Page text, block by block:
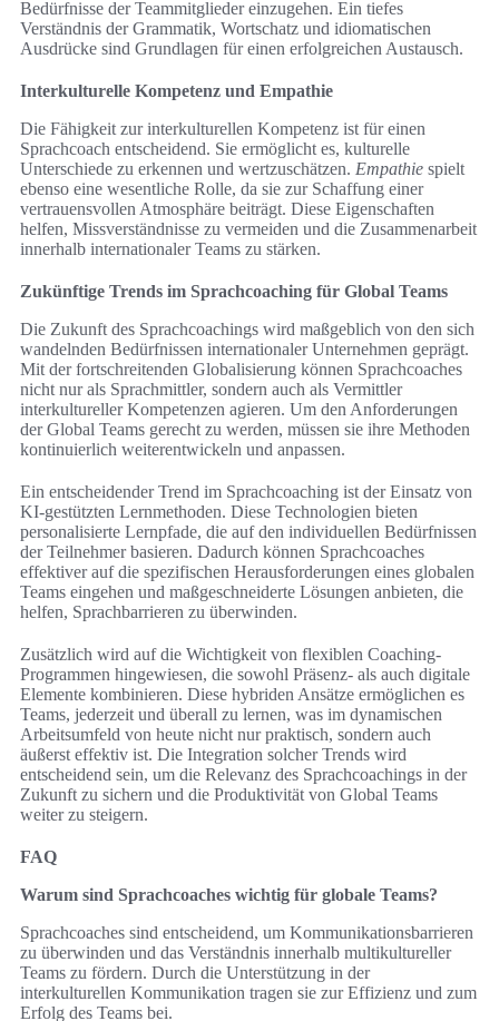
Bedürfnisse der Teammitglieder einzugehen. Ein tiefes
Verständnis der Grammatik, Wortschatz und idiomatischen
Ausdrücke sind Grundlagen für einen erfolgreichen Austausch.
Interkulturelle Kompetenz und Empathie
Die Fähigkeit zur interkulturellen Kompetenz ist für einen
Sprachcoach entscheidend. Sie ermöglicht es, kulturelle
Unterschiede zu erkennen und wertzuschätzen. Empathie spielt
ebenso eine wesentliche Rolle, da sie zur Schaffung einer
vertrauensvollen Atmosphäre beiträgt. Diese Eigenschaften
helfen, Missverständnisse zu vermeiden und die Zusammenarbeit
innerhalb internationaler Teams zu stärken.
Zukünftige Trends im Sprachcoaching für Global Teams
Die Zukunft des Sprachcoachings wird maßgeblich von den sich
wandelnden Bedürfnissen internationaler Unternehmen geprägt.
Mit der fortschreitenden Globalisierung können Sprachcoaches
nicht nur als Sprachmittler, sondern auch als Vermittler
interkultureller Kompetenzen agieren. Um den Anforderungen
der Global Teams gerecht zu werden, müssen sie ihre Methoden
kontinuierlich weiterentwickeln und anpassen.
Ein entscheidender Trend im Sprachcoaching ist der Einsatz von
KI-gestützten Lernmethoden. Diese Technologien bieten
personalisierte Lernpfade, die auf den individuellen Bedürfnissen
der Teilnehmer basieren. Dadurch können Sprachcoaches
effektiver auf die spezifischen Herausforderungen eines globalen
Teams eingehen und maßgeschneiderte Lösungen anbieten, die
helfen, Sprachbarrieren zu überwinden.
Zusätzlich wird auf die Wichtigkeit von flexiblen Coaching-
Programmen hingewiesen, die sowohl Präsenz- als auch digitale
Elemente kombinieren. Diese hybriden Ansätze ermöglichen es
Teams, jederzeit und überall zu lernen, was im dynamischen
Arbeitsumfeld von heute nicht nur praktisch, sondern auch
äußerst effektiv ist. Die Integration solcher Trends wird
entscheidend sein, um die Relevanz des Sprachcoachings in der
Zukunft zu sichern und die Produktivität von Global Teams
weiter zu steigern.
FAQ
Warum sind Sprachcoaches wichtig für globale Teams?
Sprachcoaches sind entscheidend, um Kommunikationsbarrieren
zu überwinden und das Verständnis innerhalb multikultureller
Teams zu fördern. Durch die Unterstützung in der
interkulturellen Kommunikation tragen sie zur Effizienz und zum
Erfolg des Teams bei.